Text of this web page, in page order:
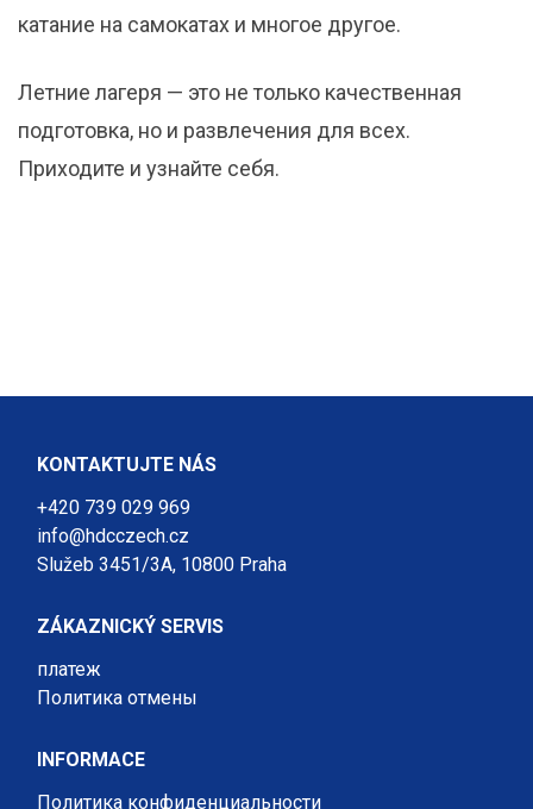
катание на самокатах и ​​многое другое.
Летние лагеря — это не только качественная
подготовка, но и развлечения для всех.
Приходите и узнайте себя.
KONTAKTUJTE NÁS
+420 739 029 969
info@hdcczech.cz
Služeb 3451/3A, 10800 Praha
ZÁKAZNICKÝ SERVIS
платеж
Политика отмены
INFORMACE
Политика конфиденциальности